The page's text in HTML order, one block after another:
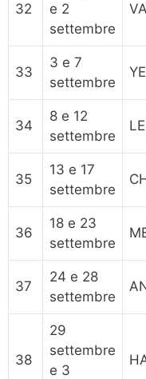
32
e 2
settembre
33
3 e 7
settembre
34
8 e 12
settembre
35
13 e 17
settembre
36
18 e 23
settembre
37
24 e 28
settembre
38
29
settembre
e 3